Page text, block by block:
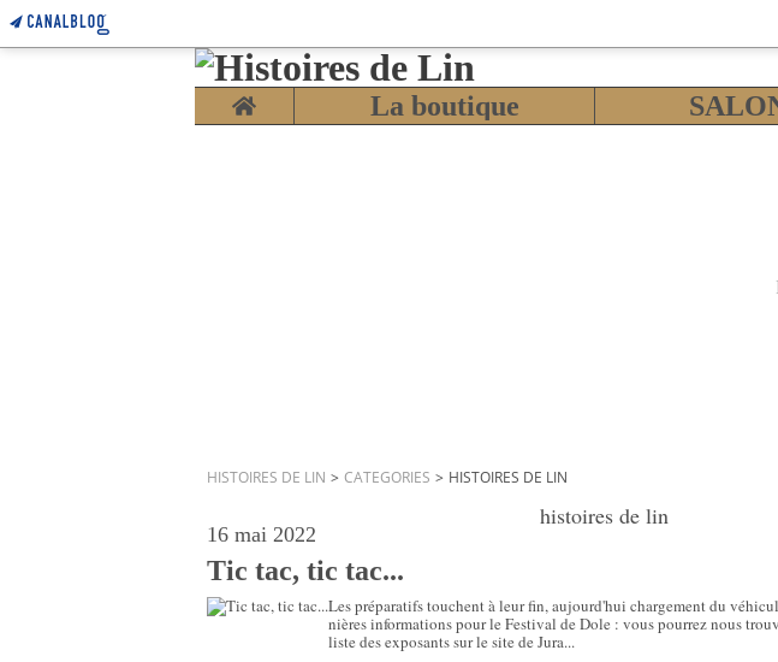
Home La boutique
HISTOIRES DE LIN > CATEGORIES > HISTOIRES DE LIN
histoires de lin
16 mai 2022
Tic tac, tic tac...
Les préparatifs touchent à leur fin, aujourd'hui chargement du
nières informations pour le Festival de Dole : vous pourrez nous
liste des exposants sur le site de Jura...